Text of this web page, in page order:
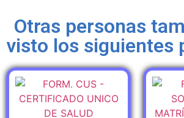
Otras personas
visto los siguientes